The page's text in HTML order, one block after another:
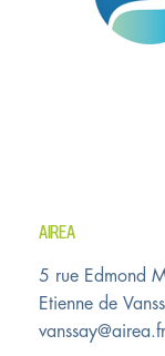
AIREA
5 rue Edmond
Etienne de